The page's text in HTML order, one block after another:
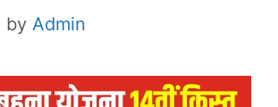
by Admin